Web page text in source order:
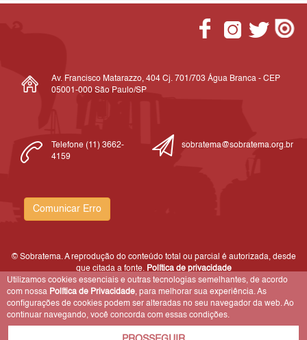
Av. Francisco Matarazzo, 404 Cj. 701/703 Água Branca - CEP
05001-000 São Paulo/SP
Telefone (11) 3662-
4159
sobratema@sobratema.org.br
Comunicar Erro
© Sobratema. A reprodução do conteúdo total ou parcial é autorizada, desde
que citada a fonte. Política de privacidade
Utilizamos cookies essenciais e outras tecnologias semelhantes, de acordo
com nossa Política de Privacidade, para melhorar sua experiência. As
configurações de cookies podem ser alteradas no seu navegador da web. Ao
continuar navegando, você concorda com essas condições.